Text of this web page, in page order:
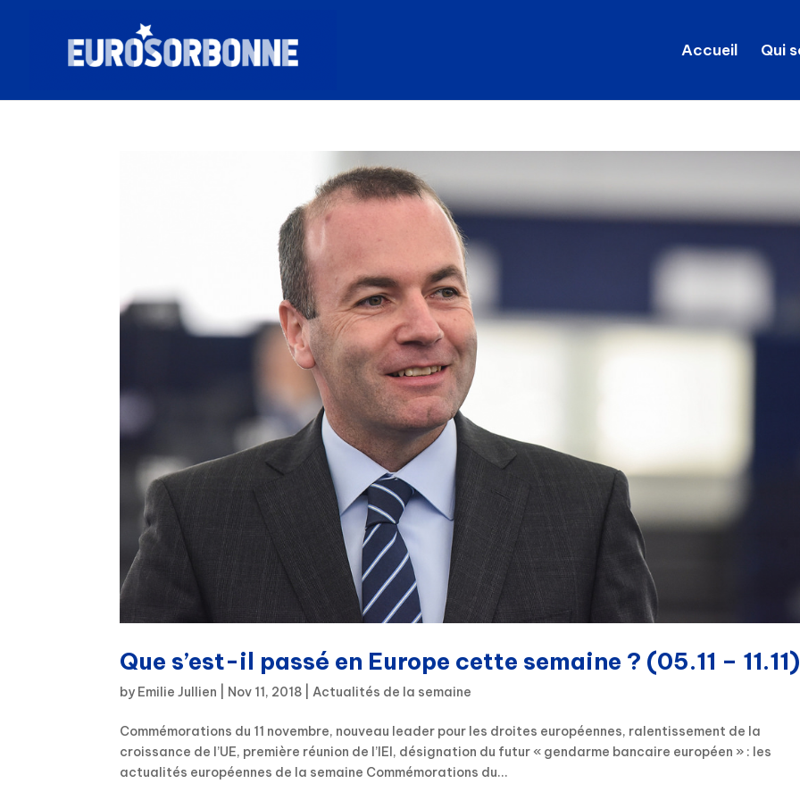
Accueil Qui
Que s’est-il passé en Europe cette semaine ? (05.11 – 11.11)
by Emilie Jullien Nov 11, 2018 |Actualités de la semaine
Commémorations du 11 novembre, nouveau leader pour les droites européennes, ralentissement de la
croissance de l’UE, première réunion de l’IEI, désignation du futur « gendarme bancaire européen » : les
actualités européennes de la semaine Commémorations du...